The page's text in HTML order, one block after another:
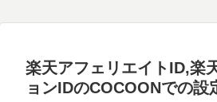
楽天アフェリエイトID,楽
ョンIDのCOCOONでの設